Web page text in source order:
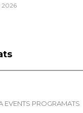
2026
EVENTS PROGRAMATS